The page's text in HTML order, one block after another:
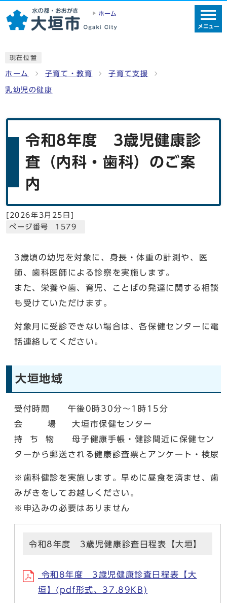
ホーム
メニュー
現在位置
ホーム 子育て・教育 子育て支援
乳幼児の健康
令和8年度 3歳児健康診
査（内科・歯科）のご案
内
[ 2026年3月25日 ]
ページ番号 1579
3歳頃の幼児を対象に、身長・体重の計測や、医
師、歯科医師による診察を実施します。
また、栄養や歯、育児、ことばの発達に関する相談
も受けていただけます。
対象月に受診できない場合は、各保健センターに電
話連絡してください。
大垣地域
受付時間 午後0時30分～1時15分
会 場 大垣市保健センター
持 ち 物 母子健康手帳・健診間近に保健セン
ターから郵送される健康診査票とアンケート・検尿
※歯科健診を実施します。早めに昼食を済ませ、歯
みがきをしてお越しください。
※申込みの必要はありません
令和8年度 3歳児健康診査日程表【大垣】
令和8年度 3歳児健康診査日程表【大
垣】(pdf形式、37.89KB)